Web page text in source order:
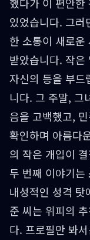
있었습니다. 그
한 소통이 새로
받았습니다. 작
자신의 등을 부드
니다. 그 주말, 그
음을 고백했고,
확인하며 아름다
의 작은 개입이
두 번째 이야기는
내성적인 성격 탓
준 씨는 위피의
다. 프로필만 봐